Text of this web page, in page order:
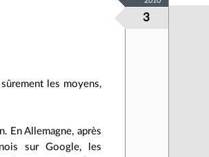
3
les moyens,
En Allemagne, après
sur Google, les